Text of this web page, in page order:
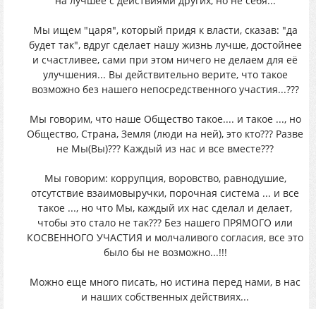
Мы ищем "царя", который придя к власти, сказав: "да
будет так", вдруг сделает нашу жизнь лучше, достойнее
и счастливее, сами при этом ничего не делаем для её
улучшения... Вы действительно верите, что такое
возможно без нашего непосредственного участия...???
Мы говорим, что наше Общество такое.... и такое ..., но
Общество, Страна, Земля (люди на ней), это кто??? Разве
не Мы(Вы)??? Каждый из нас и все вместе???
Мы говорим: коррупция, воровство, равнодушие,
отсутствие взаимовыручки, порочная система ... и все
такое ..., но что Мы, каждый их нас сделал и делает,
чтобы это стало не так??? Без нашего ПРЯМОГО или
КОСВЕННОГО УЧАСТИЯ и молчаливого согласия, все это
было бы не возможно...!!!
Можно еще много писать, но истина перед нами, в нас
и наших собственных действиях...